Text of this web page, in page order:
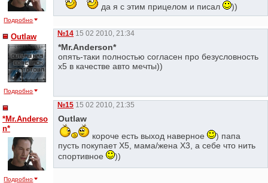
Подробно
да я с этим прицелом и писал ))
Outlaw
Подробно
№14 15 02 2010, 21:34
*Mr.Anderson*
опять-таки полностью согласен про безусловность
х5 в качестве авто мечты))
*Mr.Anderso
n*
Подробно
№15 15 02 2010, 21:35
Outlaw
короче есть выход наверное
) папа
пусть покупает Х5, мама/жена Х3, а себе что нить
спортивное
))